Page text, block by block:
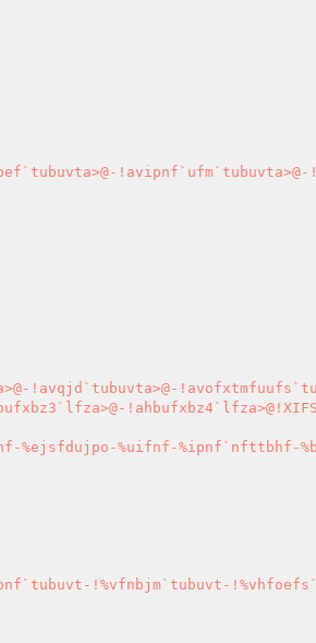
!avqjd`tubuvta>@-
%ejsfdujpo-%uifnf-
!%vfnbjm`tubuvt-